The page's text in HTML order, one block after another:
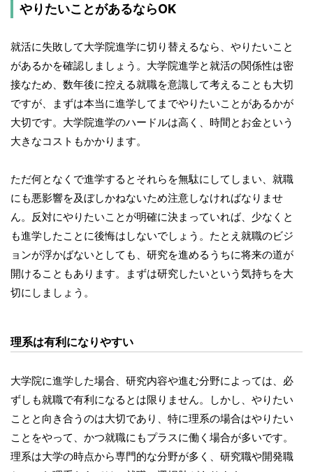
やりたいことがあるならOK
就活に失敗して大学院進学に切り替えるなら、やりたいこと
があるかを確認しましょう。大学院進学と就活の関係性は密
接なため、数年後に控える就職を意識して考えることも大切
ですが、まずは本当に進学してまでやりたいことがあるかが
大切です。大学院進学のハードルは高く、時間とお金という
大きなコストもかかります。
ただ何となくで進学するとそれらを無駄にしてしまい、就職
にも悪影響を及ぼしかねないため注意しなければなりませ
ん。反対にやりたいことが明確に決まっていれば、少なくと
も進学したことに後悔はしないでしょう。たとえ就職のビジ
ョンが浮かばないとしても、研究を進めるうちに将来の道が
開けることもあります。まずは研究したいという気持ちを大
切にしましょう。
理系は有利になりやすい
大学院に進学した場合、研究内容や進む分野によっては、必
ずしも就職で有利になるとは限りません。しかし、やりたい
ことと向き合うのは大切であり、特に理系の場合はやりたい
ことをやって、かつ就職にもプラスに働く場合が多いです。
理系は大学の時点から専門的な分野が多く、研究職や開発職